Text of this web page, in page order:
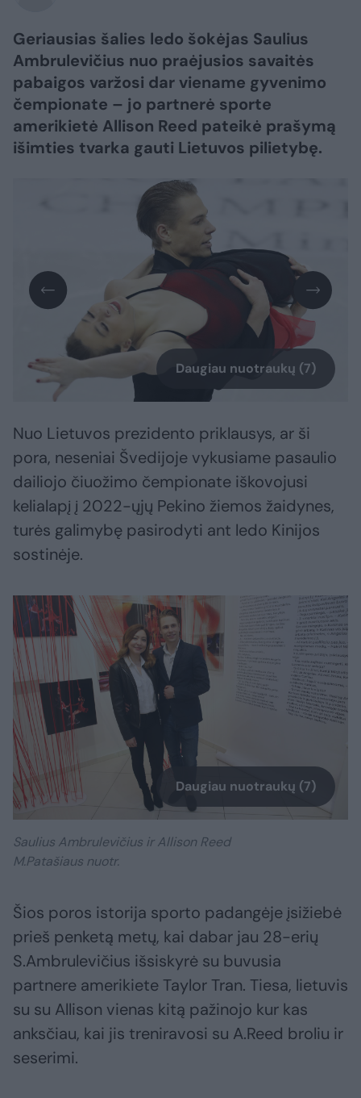
Geriausias šalies ledo šokėjas Saulius
Ambrulevičius nuo praėjusios savaitės
pabaigos varžosi dar viename gyvenimo
čempionate – jo partnerė sporte
amerikietė Allison Reed pateikė prašymą
išimties tvarka gauti Lietuvos pilietybę.
Daugiau nuotraukų (7)
Nuo Lietuvos prezidento priklausys, ar ši
pora, neseniai Švedijoje vykusiame pasaulio
dailiojo čiuožimo čempionate iškovojusi
kelialapį į 2022-ųjų Pekino žiemos žaidynes,
turės galimybę pasirodyti ant ledo Kinijos
sostinėje.
Daugiau nuotraukų (7)
Saulius Ambrulevičius ir Allison Reed
M.Patašiaus nuotr.
Šios poros istorija sporto padangėje įsižiebė
prieš penketą metų, kai dabar jau 28-erių
S.Ambrulevičius išsiskyrė su buvusia
partnere amerikiete Taylor Tran. Tiesa, lietuvis
su su Allison vienas kitą pažinojo kur kas
anksčiau, kai jis treniravosi su A.Reed broliu ir
seserimi.